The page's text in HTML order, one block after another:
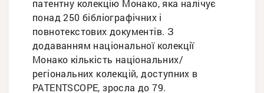
патентну колекцію Монако, яка налічує
понад 250 бібліографічних і
повнотекстових документів. З
додаванням національної колекції
Монако кількість національних/
регіональних колекцій, доступних в
PATENTSCOPE, зросла до 79.